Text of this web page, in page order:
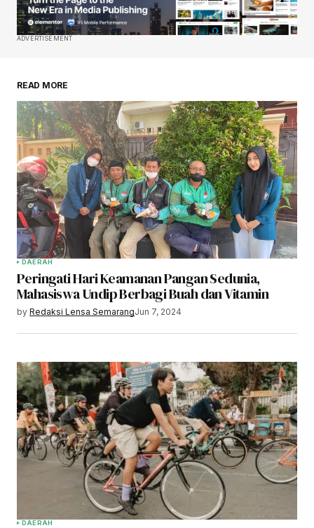
ADVERTISEMENT
READ MORE
DAERAH
Peringati Hari Keamanan Pangan Sedunia,
Mahasiswa Undip Berbagi Buah dan Vitamin
by Redaksi Lensa SemarangJun 7, 2024
DAERAH